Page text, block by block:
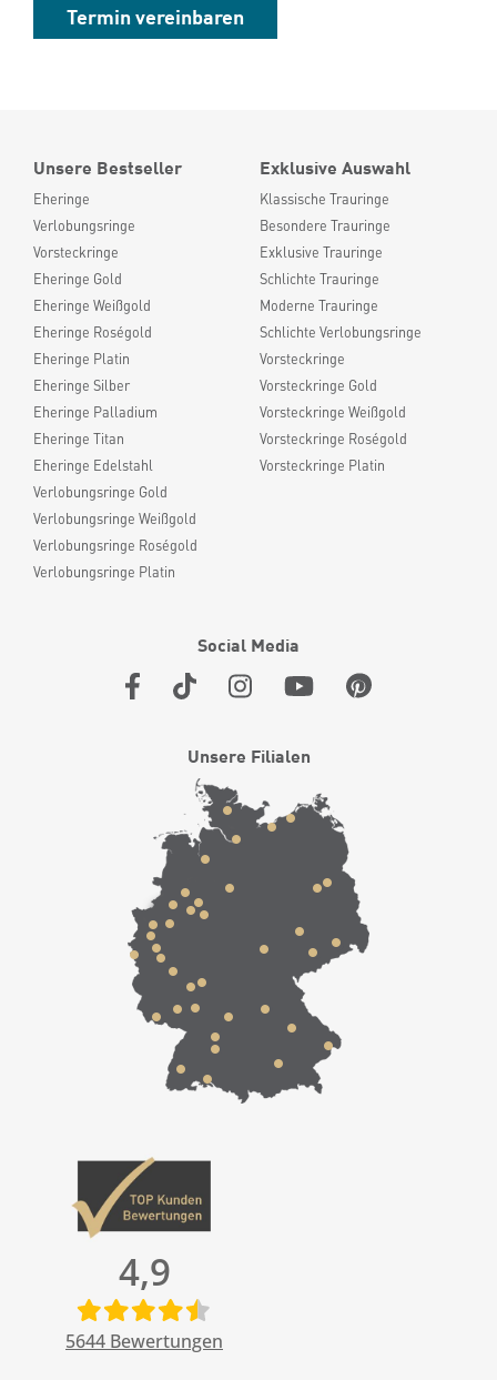
Termin vereinbaren
Unsere Bestseller
Eheringe
Verlobungsringe
Vorsteckringe
Eheringe Gold
Eheringe Weißgold
Eheringe Roségold
Eheringe Platin
Eheringe Silber
Eheringe Palladium
Eheringe Titan
Eheringe Edelstahl
Verlobungsringe Gold
Verlobungsringe Weißgold
Verlobungsringe Roségold
Verlobungsringe Platin
Exklusive Auswahl
Klassische Trauringe
Besondere Trauringe
Exklusive Trauringe
Schlichte Trauringe
Moderne Trauringe
Schlichte Verlobungsringe
Vorsteckringe
Vorsteckringe Gold
Vorsteckringe Weißgold
Vorsteckringe Roségold
Vorsteckringe Platin
Social Media
Unsere Filialen
4,9
5644 Bewertungen